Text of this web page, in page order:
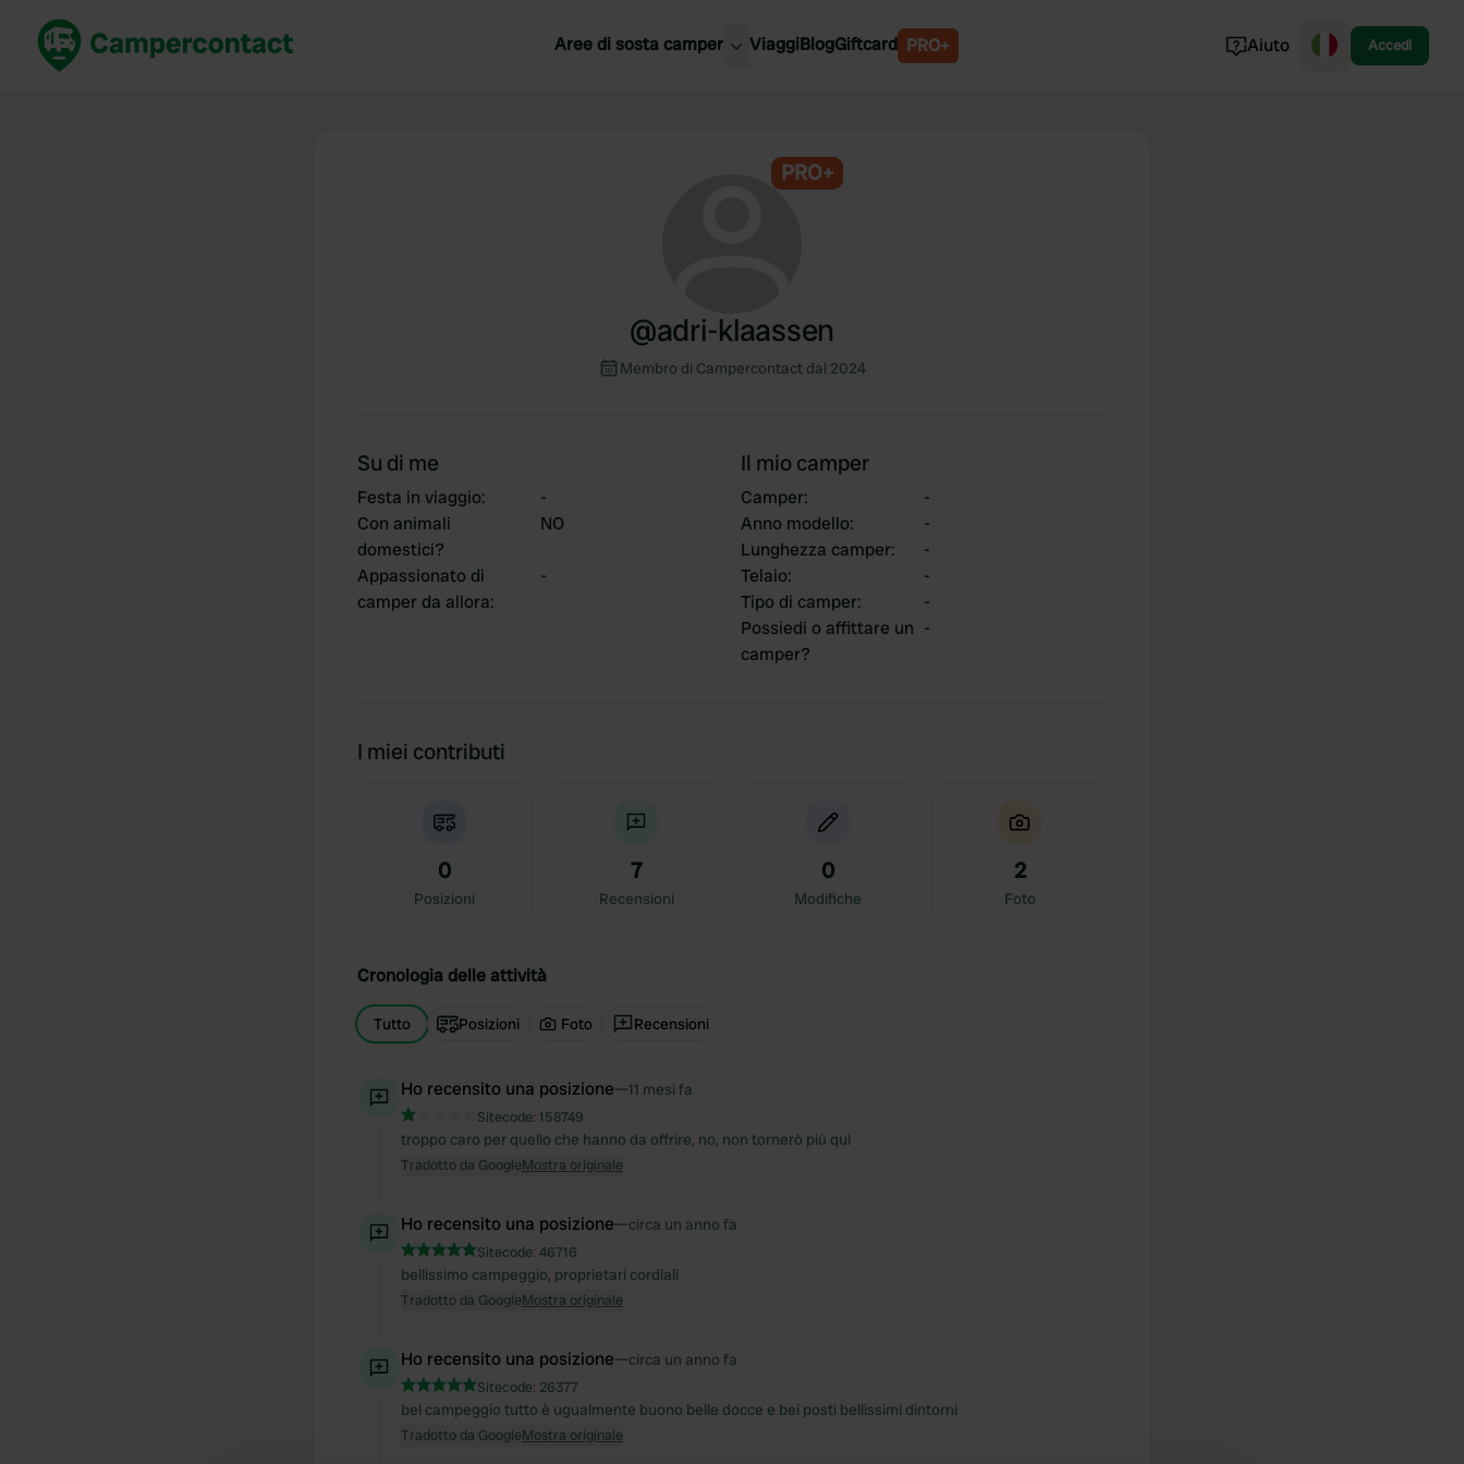
Aree di sosta camper ViaggiBlogGiftcard PRO+ Aiuto Accedi
PRO+
@adri-klaassen
Membro di Campercontact dal 2024
Su di me
Festa in viaggio:
-
Con animali
domestici?
NO
Appassionato di
camper da allora:
-
Il mio camper
Camper:
-
Anno modello:
-
Lunghezza camper:
-
Telaio:
-
Tipo di camper:
-
Possiedi o affittare un
camper?
-
I miei contributi
0
Posizioni
7
Recensioni
0
Modifiche
2
Foto
Cronologia delle attività
Tutto Posizioni Foto Recensioni
Ho recensito una posizione—11 mesi fa
Sitecode: 158749
troppo caro per quello che hanno da offrire, no, non tornerò più qui
Tradotto da GoogleMostra originale
Ho recensito una posizione—circa un anno fa
Sitecode: 46716
bellissimo campeggio, proprietari cordiali
Tradotto da GoogleMostra originale
Ho recensito una posizione—circa un anno fa
Sitecode: 26377
bel campeggio tutto è ugualmente buono belle docce e bei posti bellissimi dintorni
Tradotto da GoogleMostra originale